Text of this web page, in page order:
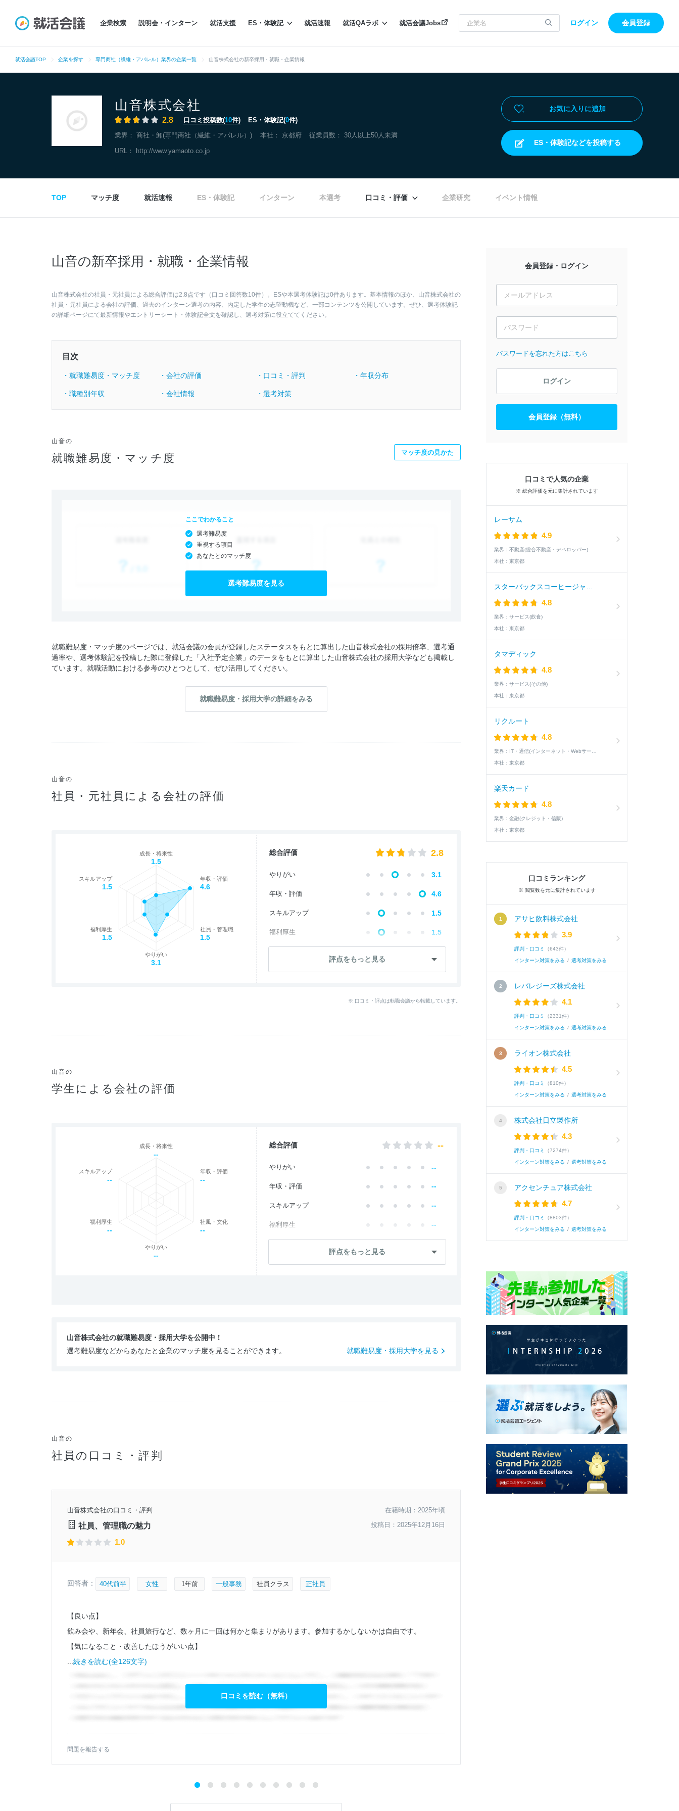
企業検索 説明会・インターン 就活支援 ES・体験記 就活速報 就活QAラボ 就活会議Jobs ログイン 会員登録
就活会議TOP 企業を探す 専門商社（繊維・アパレル）業界の企業一覧 山音株式会社の新卒採用・就職・企業情報
山音株式会社
2.8 口コミ投稿数(10件) ES・体験記(0件)
業界： 商社・卸(専門商社（繊維・アパレル）) 本社： 京都府 従業員数： 30人以上50人未満
URL： http://www.yamaoto.co.jp
お気に入りに追加
ES・体験記などを投稿する
TOP マッチ度 就活速報 ES・体験記 インターン 本選考 口コミ・評価 企業研究 イベント情報
山音の新卒採用・就職・企業情報
山音株式会社の社員・元社員による総合評価は2.8点です（口コミ回答数10件）。ESや本選考体験記は0件あります。基本情報のほか、山音株式会社の
社員・元社員による会社の評価、過去のインターン選考の内容、内定した学生の志望動機など、一部コンテンツを公開しています。ぜひ、選考体験記
の詳細ページにて最新情報やエントリーシート・体験記全文を確認し、選考対策に役立ててください。
目次
・就職難易度・マッチ度 ・会社の評価 ・口コミ・評判 ・年収分布
・職種別年収 ・会社情報 ・選考対策
山音の
就職難易度・マッチ度 マッチ度の見かた
ここでわかること
選考難易度
重視する項目
あなたとのマッチ度
選考難易度を見る
就職難易度・マッチ度のページでは、就活会議の会員が登録したステータスをもとに算出した山音株式会社の採用倍率、選考通
過率や、選考体験記を投稿した際に登録した「入社予定企業」のデータをもとに算出した山音株式会社の採用大学なども掲載し
ています。就職活動における参考のひとつとして、ぜひ活用してください。
就職難易度・採用大学の詳細をみる
山音の
社員・元社員による会社の評価
評点をもっと見る
成長・将来性
1.5
年収・評価
4.6
社員・管理職
1.5
やりがい
3.1
福利厚生
1.5
スキルアップ
1.5
総合評価 2.8
やりがい 3.1
年収・評価 4.6
スキルアップ 1.5
福利厚生 1.5
社員・管理職 1.5
※ 口コミ・評点は転職会議から転載しています。
山音の
学生による会社の評価
評点をもっと見る
成長・将来性
--
年収・評価
--
社風・文化
--
やりがい
--
福利厚生
--
スキルアップ
--
総合評価 --
やりがい --
年収・評価 --
スキルアップ --
福利厚生 --
社員・管理職 --
山音株式会社の就職難易度・採用大学を公開中！
選考難易度などからあなたと企業のマッチ度を見ることができます。
就職難易度・採用大学を見る
山音の
社員の口コミ・評判
山音株式会社の口コミ・評判
社員、管理職の魅力
1.0
在籍時期：2025年頃
投稿日：2025年12月16日
回答者： 40代前半 女性 1年前 一般事務 社員クラス 正社員
【良い点】
飲み会や、新年会、社員旅行など、数ヶ月に一回は何かと集まりがあります。参加するかしないかは自由です。
【気になること・改善したほうがいい点】
続きを読む(全126文字)
口コミを読む（無料）
問題を報告する
会員登録・ログイン
パスワードを忘れた方はこちら
ログイン
会員登録（無料）
口コミで人気の企業
※ 総合評価を元に集計されています
レーサム
4.9
業界： 不動産(総合不動産・デベロッパー)
本社： 東京都
4.8
業界： サービス(飲食)
本社： 東京都
タマディック
4.8
業界： サービス(その他)
本社： 東京都
リクルート
4.8
業界：
本社： 東京都
楽天カード
4.8
業界： 金融(クレジット・信販)
本社： 東京都
口コミランキング
※ 閲覧数を元に集計されています
アサヒ飲料株式会社
3.9
評判・口コミ （643件）
インターン対策をみる / 選考対策をみる
レバレジーズ株式会社
4.1
評判・口コミ （2331件）
インターン対策をみる / 選考対策をみる
ライオン株式会社
4.5
評判・口コミ （810件）
インターン対策をみる / 選考対策をみる
株式会社日立製作所
4.3
評判・口コミ （7274件）
インターン対策をみる / 選考対策をみる
アクセンチュア株式会社
4.7
評判・口コミ （8803件）
インターン対策をみる / 選考対策をみる